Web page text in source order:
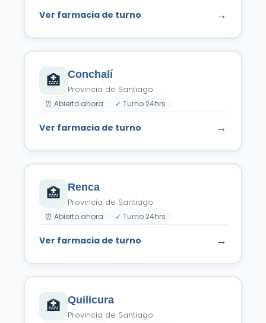
Ver farmacia de turno →
🏥 Conchalí
Provincia de Santiago
⏰ Abierto ahora ✓ Turno 24hrs
Ver farmacia de turno →
🏥 Renca
Provincia de Santiago
⏰ Abierto ahora ✓ Turno 24hrs
Ver farmacia de turno →
🏥 Quilicura
Provincia de Santiago